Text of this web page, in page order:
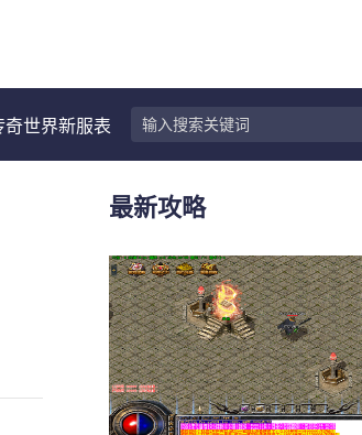
奇世界新服表
最新攻略